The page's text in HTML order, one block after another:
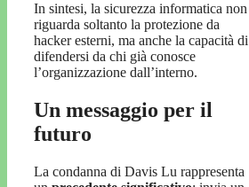
In sintesi, la sicurezza informatica non
riguarda soltanto la protezione da
hacker esterni, ma anche la capacità di
difendersi da chi già conosce
l’organizzazione dall’interno.
Un messaggio per il
futuro
La condanna di Davis Lu rappresenta